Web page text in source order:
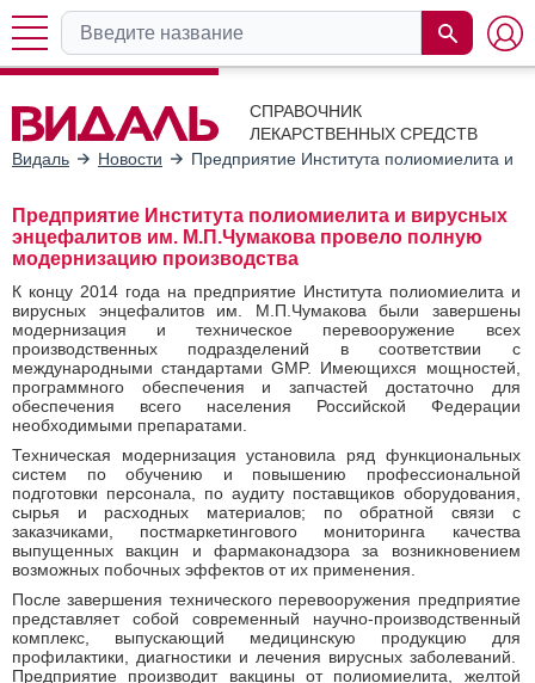
СПРАВОЧНИК
ЛЕКАРСТВЕННЫХ СРЕДСТВ
Видаль
Новости Предприятие Института полиомиелита и
Предприятие Института полиомиелита и вирусных
энцефалитов им. М.П.Чумакова провело полную
модернизацию производства
К концу 2014 года на предприятие Института полиомиелита и
вирусных энцефалитов им. М.П.Чумакова были завершены
модернизация и техническое перевооружение всех
производственных подразделений в соответствии с
международными стандартами GMP. Имеющихся мощностей,
программного обеспечения и запчастей достаточно для
обеспечения всего населения Российской Федерации
необходимыми препаратами.
Техническая модернизация установила ряд функциональных
систем по обучению и повышению профессиональной
подготовки персонала, по аудиту поставщиков оборудования,
сырья и расходных материалов; по обратной связи с
заказчиками, постмаркетингового мониторинга качества
выпущенных вакцин и фармаконадзора за возникновением
возможных побочных эффектов от их применения.
После завершения технического перевооружения предприятие
представляет собой современный научно-производственный
комплекс, выпускающий медицинскую продукцию для
профилактики, диагностики и лечения вирусных заболеваний.
Предприятие производит вакцины от полиомиелита, желтой